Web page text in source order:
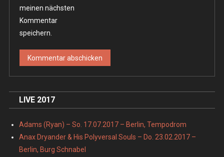
meinen nächsten
Kommentar
speichern.
LIVE 2017
Adams (Ryan) – So. 17.07.2017 – Berlin, Tempodrom
Anax Dryander & His Polyversal Souls – Do. 23.02.2017 –
Berlin, Burg Schnabel